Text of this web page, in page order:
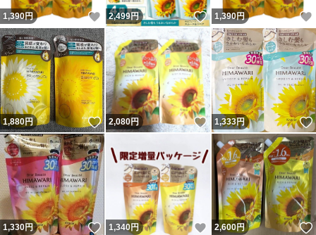
1,390円 いいね！
2,499円 いいね！
1,390円
1,880円 いいね！
2,080円 いいね！
1,333円
1,330円 いいね！
1,340円 いいね！
2,600円